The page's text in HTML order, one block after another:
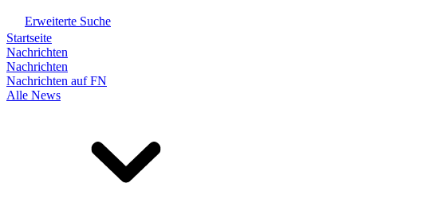
Erweiterte Suche
Startseite
Nachrichten
Nachrichten
Nachrichten auf FN
Alle News